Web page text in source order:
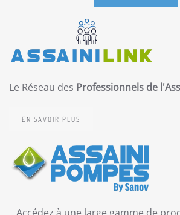
Le Réseau des Professionnels de
EN SAVOIR PLUS